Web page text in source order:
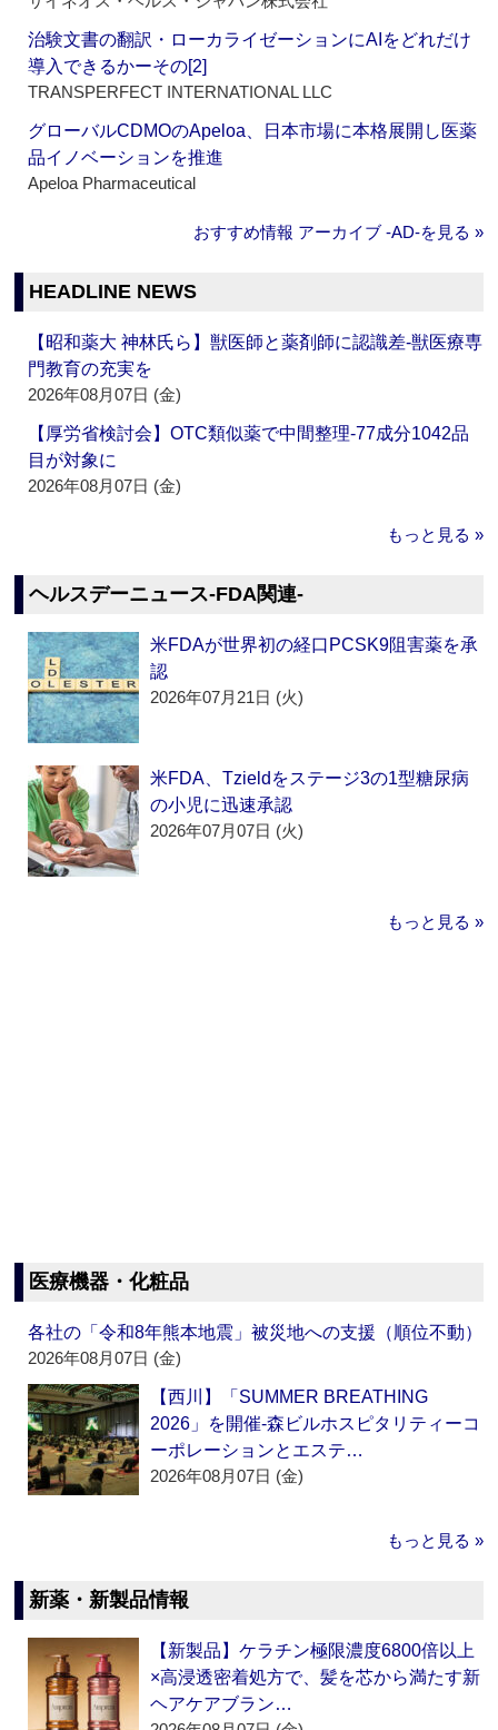
治験文書の翻訳・ローカライゼーションにAIをどれだけ
導入できるかーその[2]
TRANSPERFECT INTERNATIONAL LLC
グローバルCDMOのApeloa、日本市場に本格展開し医薬
品イノベーションを推進
Apeloa Pharmaceutical
おすすめ情報 アーカイブ ‐AD‐を見る »
HEADLINE NEWS
【昭和薬大 神林氏ら】獣医師と薬剤師に認識差‐獣医療専
門教育の充実を
2026年08月07日 (金)
【厚労省検討会】OTC類似薬で中間整理‐77成分1042品
目が対象に
2026年08月07日 (金)
もっと見る »
ヘルスデーニュース‐FDA関連‐
米FDAが世界初の経口PCSK9阻害薬を承
認
2026年07月21日 (火)
米FDA、Tzieldをステージ3の1型糖尿病
の小児に迅速承認
2026年07月07日 (火)
もっと見る »
医療機器・化粧品
各社の「令和8年熊本地震」被災地への支援（順位不動）
2026年08月07日 (金)
【西川】「SUMMER BREATHING
2026」を開催‐森ビルホスピタリティーコ
ーポレーションとエステ…
2026年08月07日 (金)
もっと見る »
新薬・新製品情報
【新製品】ケラチン極限濃度6800倍以上
×高浸透密着処方で、髪を芯から満たす新
ヘアケアブラン…